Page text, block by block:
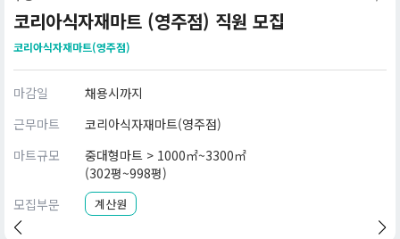
코리아식자재마트 (영주점) 직원 모집
코리아식자재마트(영주점)
마감일
채용시까지
근무마트
코리아식자재마트(영주점)
마트규모
중대형마트 > 1000㎡~3300㎡
(302평~998평)
모집부문
계산원